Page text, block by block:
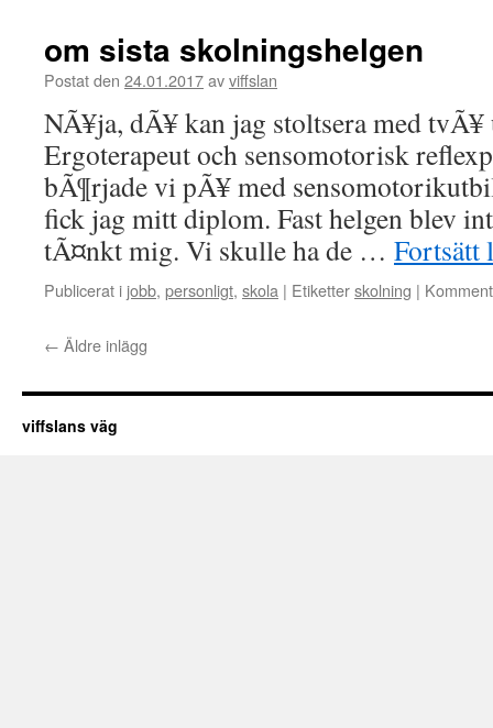
kÃ¤nslosam
dag
om sista skolningshelgen
Postat den 24.01.2017avviffslan
NÃ¥ja, dÃ¥ kan jag stoltsera med
Ergoterapeut och sensomotorisk
bÃ¶rjade vi pÃ¥ med
fick jag mitt diplom. Fast helgen blev
tÃ¤nkt mig. Vi skulle ha de … Fortsätt
Publicerat i jobb, personligt, skola | Etiketterskolning |
← Äldre inlägg
viffslans väg